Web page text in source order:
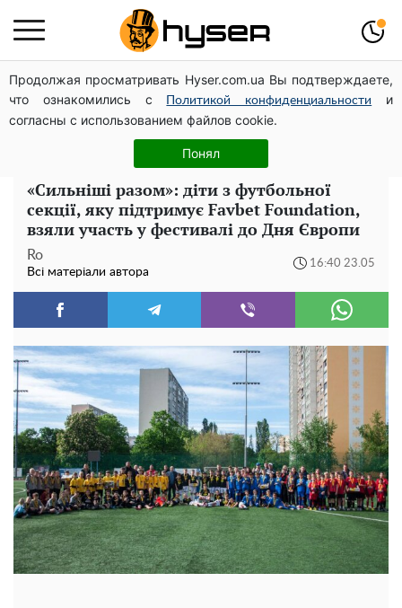
Продолжая просматривать Hyser.com.ua Вы подтверждаете,
что ознакомились с
Политикой конфиденциальности
и
согласны с использованием файлов cookie.
Понял
Гола Олена Тополя у цікавих позах змусила відвисати
щелепи: злив відео – було лише початком
Повністю гола Анна Трінчер блиснула "принадами":
таких розмірів ви ще не бачили
«Сильніші разом»: діти з футбольної
секції, яку підтримує Favbet Foundation,
взяли участь у фестивалі до Дня Європи
Ro
Всі матеріали автора
16:40 23.05